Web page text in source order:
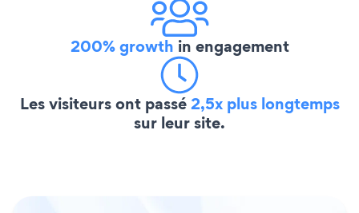
200% growth in engagement
Les visiteurs ont passé2,5x plus longtemps
sur leur site.